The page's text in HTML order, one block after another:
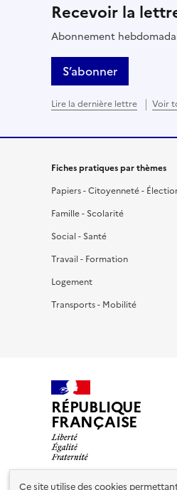
Ce site utilise des cookies
Recevoir la
Abonnement
S’abonner
Lire la dernière lettre Voir
Fiches pratiques par thèmes
Papiers - Citoyenneté -
Famille - Scolarité
Social - Santé
Travail - Formation
Logement
Transports - Mobilité
RÉPUBLIQUE
FRANÇAISE